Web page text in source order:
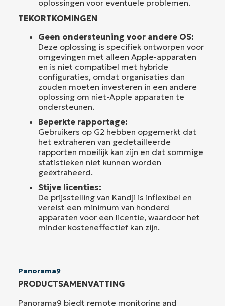
oplossingen voor eventuele problemen.
TEKORTKOMINGEN
Geen ondersteuning voor andere OS:
Deze oplossing is specifiek ontworpen voor
omgevingen met alleen Apple-apparaten
en is niet compatibel met hybride
configuraties, omdat organisaties dan
zouden moeten investeren in een andere
oplossing om niet-Apple apparaten te
ondersteunen.
Beperkte rapportage:
Gebruikers op G2 hebben opgemerkt dat
het extraheren van gedetailleerde
rapporten moeilijk kan zijn en dat sommige
statistieken niet kunnen worden
geëxtraheerd.
Stijve licenties:
De prijsstelling van Kandji is inflexibel en
vereist een minimum van honderd
apparaten voor een licentie, waardoor het
minder kosteneffectief kan zijn.
Panorama9
PRODUCTSAMENVATTING
Panorama9 biedt remote monitoring and